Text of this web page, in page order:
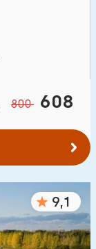
800 608
9,1